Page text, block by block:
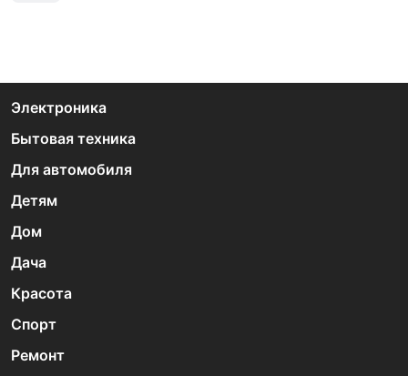
Электроника
Бытовая техника
Для автомобиля
Детям
Дом
Дача
Красота
Спорт
Ремонт